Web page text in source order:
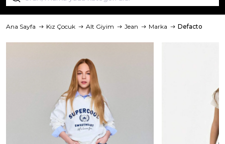
Ana Sayfa Kız Çocuk Alt Giyim Jean Marka Defacto